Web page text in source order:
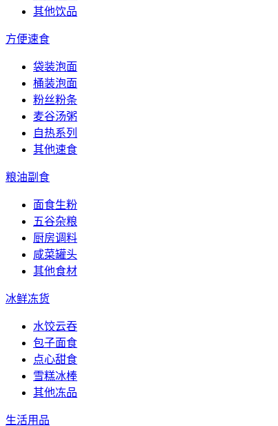
其他饮品
方便速食
袋装泡面
桶装泡面
粉丝粉条
麦谷汤粥
自热系列
其他速食
粮油副食
面食生粉
五谷杂粮
厨房调料
咸菜罐头
其他食材
冰鲜冻货
水饺云吞
包子面食
点心甜食
雪糕冰棒
其他冻品
生活用品